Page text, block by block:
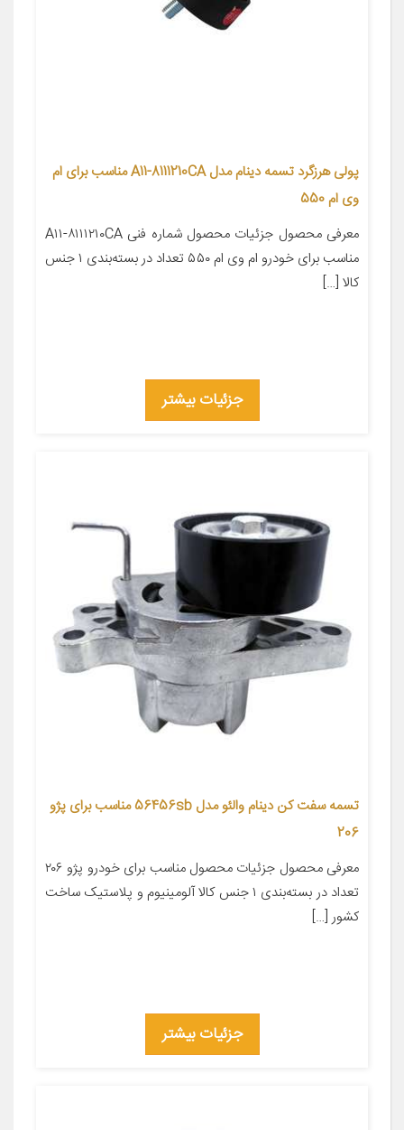
پولی هرزگرد تسمه دینام مدل A11-8111210CA مناسب برای ام
وی ام 550
معرفی محصول جزئیات محصول شماره فنی A۱۱-۸۱۱۱۲۱۰CA
مناسب برای خودرو ام وی ام ۵۵۰ تعداد در بسته‌بندی ۱ جنس
کالا […]
جزئیات بیشتر
تسمه سفت کن دینام والئو مدل 56456sb مناسب برای پژو
206
معرفی محصول جزئیات محصول مناسب برای خودرو پژو ۲۰۶
تعداد در بسته‌بندی ۱ جنس کالا آلومینیوم و پلاستیک ساخت
کشور […]
جزئیات بیشتر